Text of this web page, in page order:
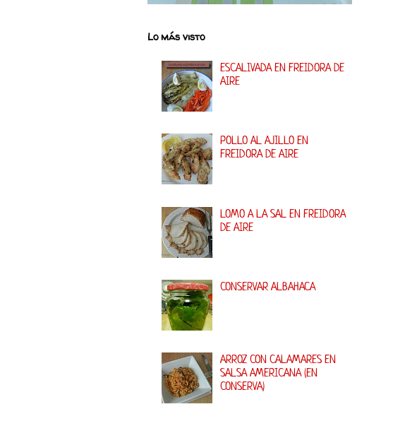
Lo más visto
ESCALIVADA EN FREIDORA DE
AIRE
POLLO AL AJILLO EN
FREIDORA DE AIRE
LOMO A LA SAL EN FREIDORA
DE AIRE
CONSERVAR ALBAHACA
ARROZ CON CALAMARES EN
SALSA AMERICANA (EN
CONSERVA)